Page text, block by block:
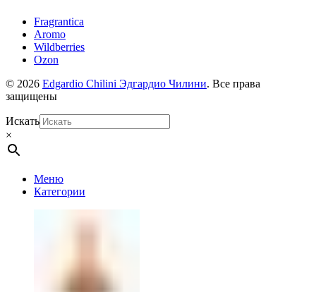
Fragrantica
Aromo
Wildberries
Ozon
© 2026 Edgardio Chilini Эдгардио Чилини. Все права
защищены
Искать
×
Меню
Категории